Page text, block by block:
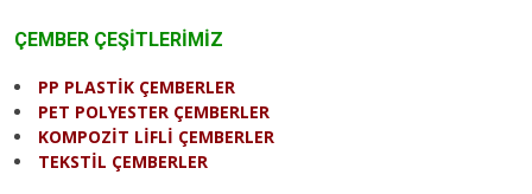
ÇEMBER ÇEŞİTLERİMİZ
PP PLASTİK ÇEMBERLER
PET POLYESTER ÇEMBERLER
KOMPOZİT LİFLİ ÇEMBERLER
TEKSTİL ÇEMBERLER